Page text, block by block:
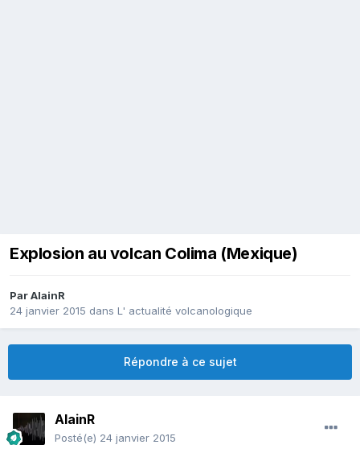
Explosion au volcan Colima (Mexique)
ParAlainR
24 janvier 2015 dans L' actualité volcanologique
Répondre à ce sujet
AlainR
Posté(e) 24 janvier 2015